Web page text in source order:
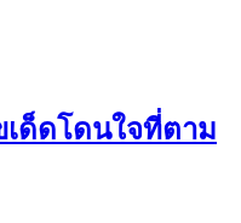
เด็ดโดนใจที่ตาม